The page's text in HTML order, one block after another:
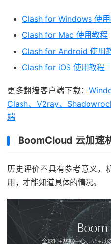
Clash for Windows 使用
Clash for Mac 使用教程
Clash for Android 使用
Clash for iOS 使用教程
更多翻墙客户端下载：
Clash、V2ray、
端
BoomCloud 云加速
历史评价不具有参考意义，
用，才能知道具体的情况。